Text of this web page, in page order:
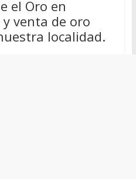
el Oro en
venta de oro
localidad.